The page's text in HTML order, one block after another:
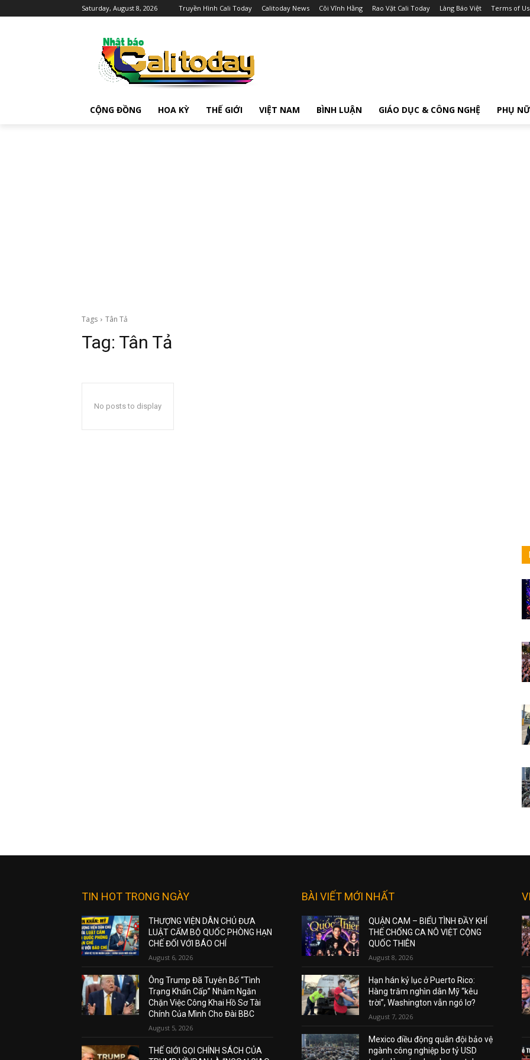
Saturday, August 8, 2026 Truyền Hình Cali Today Calitoday News Cõi Vĩnh Hằng Rao Vặt Cali Today Làng Báo Việt Terms of
CỘNG ĐỒNG HOA KỲ THẾ GIỚI VIỆT NAM BÌNH LUẬN GIÁO DỤC & CÔNG NGHỆ PHỤ NỮ
Tags Tân Tả
Tag: Tân Tả
No posts to display
TIN HOT TRONG NGÀY
THƯỢNG VIỆN DÂN CHỦ ĐƯA
LUẬT CẤM BỘ QUỐC PHÒNG HẠN
CHẾ ĐỐI VỚI BÁO CHÍ
August 6, 2026
Ông Trump Đã Tuyên Bố “Tình
Trạng Khẩn Cấp” Nhằm Ngăn
Chặn Việc Công Khai Hồ Sơ Tài
Chính Của Mình Cho Đài BBC
August 5, 2026
THẾ GIỚI GỌI CHÍNH SÁCH CỦA
BÀI VIẾT MỚI NHẤT
QUẬN CAM – BIỂU TÌNH ĐẦY KHÍ
THẾ CHỐNG CA NÔ VIỆT CỘNG
QUỐC THIÊN
August 8, 2026
Hạn hán kỷ lục ở Puerto Rico:
Hàng trăm nghìn dân Mỹ “kêu
trời”, Washington vẫn ngó lơ?
August 7, 2026
Mexico điều động quân đội bảo vệ
ngành công nghiệp bơ tỷ USD